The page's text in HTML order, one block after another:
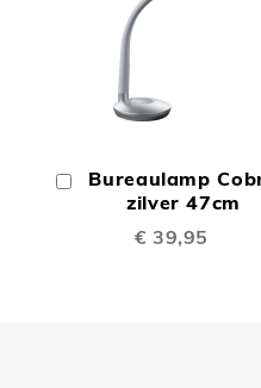
Bureaulamp
zilver 47cm
€ 39,95
In
Winkelwagen
TE